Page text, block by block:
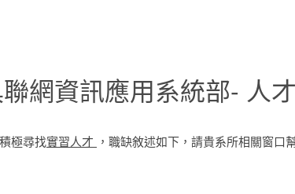
網資訊應用系統部- 人
極尋找實習人才 ，職缺敘述如下，請貴系所相關窗口